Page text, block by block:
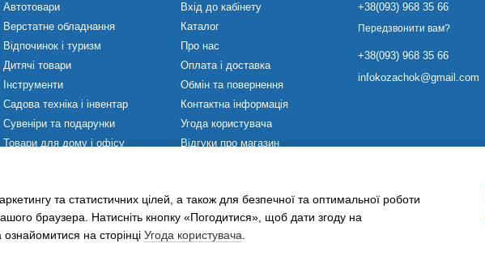
Автотовари
Верстатне обладнання
Відпочинок і туризм
Дитячі товари
Інструменти
Садова техніка і інвентар
Сувеніри та подарунки
Товари для дому і офісу
Хобі та захоплення
Вхід до кабінету
Каталог
Про нас
Оплата і доставка
Обмін та повернення
Контактна інформація
Угода користувача
Відгуки про магазин
+38(093) 968 35 66
Передзвонити вам?
+38(093) 968 35 66
infokozachok@gmail.com
та статистичних цілей, а також для безпечної та оптимальної роботи
браузера. Натисніть кнопку «Погодитися», щоб дати згоду на
на сторінці Угода користувача